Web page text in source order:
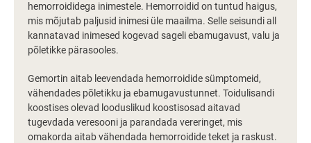
hemorroididega inimestele. Hemorroidid on tuntud haigus,
mis mõjutab paljusid inimesi üle maailma. Selle seisundi all
kannatavad inimesed kogevad sageli ebamugavust, valu ja
põletikke pärasooles.
Gemortin aitab leevendada hemorroidide sümptomeid,
vähendades põletikku ja ebamugavustunnet. Toidulisandi
koostises olevad looduslikud koostisosad aitavad
tugevdada veresooni ja parandada vereringet, mis
omakorda aitab vähendada hemorroidide teket ja raskust.